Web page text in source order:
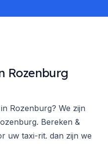
Rozenburg
Rozenburg? We zijn
Bereken &
uw taxi-rit. dan zijn we